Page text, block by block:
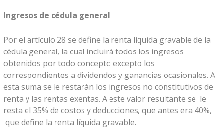
Ingresos de cédula general
Por el artículo 28 se define la renta líquida gravable de la
cédula general, la cual incluirá todos los ingresos
obtenidos por todo concepto excepto los
correspondientes a dividendos y ganancias ocasionales. A
esta suma se le restarán los ingresos no constitutivos de
renta y las rentas exentas. A este valor resultante se le
resta el 35% de costos y deducciones, que antes era 40%,
que define la renta líquida gravable.